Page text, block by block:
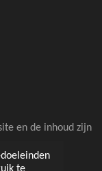
te
en de inhoud zijn